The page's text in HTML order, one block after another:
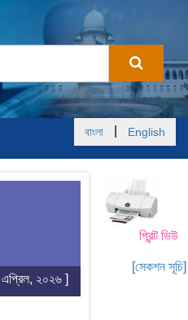
বাংলা English
প্রিন্ট ভিউ
[সেকশন সূচি]
২০২৬ ]